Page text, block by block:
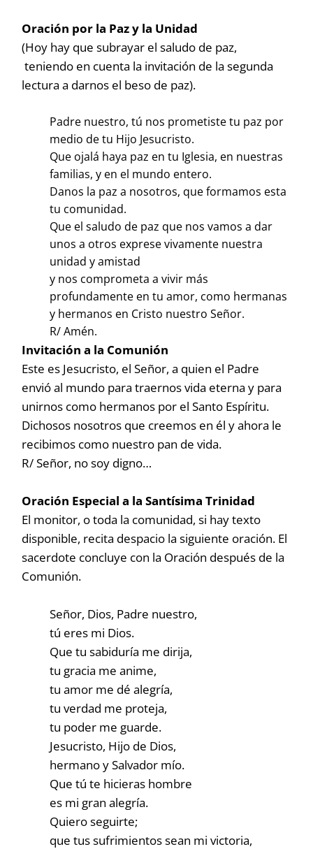
Oración por la Paz y la Unidad
(Hoy hay que subrayar el saludo de paz,
teniendo en cuenta la invitación de la segunda
lectura a darnos el beso de paz).
Padre nuestro, tú nos prometiste tu paz por
medio de tu Hijo Jesucristo.
Que ojalá haya paz en tu Iglesia, en nuestras
familias, y en el mundo entero.
Danos la paz a nosotros, que formamos esta
tu comunidad.
Que el saludo de paz que nos vamos a dar
unos a otros exprese vivamente nuestra
unidad y amistad
y nos comprometa a vivir más
profundamente en tu amor, como hermanas
y hermanos en Cristo nuestro Señor.
R/ Amén.
Invitación a la Comunión
Este es Jesucristo, el Señor, a quien el Padre
envió al mundo para traernos vida eterna y para
unirnos como hermanos por el Santo Espíritu.
Dichosos nosotros que creemos en él y ahora le
recibimos como nuestro pan de vida.
R/ Señor, no soy digno…
Oración Especial a la Santísima Trinidad
El monitor, o toda la comunidad, si hay texto
disponible, recita despacio la siguiente oración. El
sacerdote concluye con la Oración después de la
Comunión.
Señor, Dios, Padre nuestro,
tú eres mi Dios.
Que tu sabiduría me dirija,
tu gracia me anime,
tu amor me dé alegría,
tu verdad me proteja,
tu poder me guarde.
Jesucristo, Hijo de Dios,
hermano y Salvador mío.
Que tú te hicieras hombre
es mi gran alegría.
Quiero seguirte;
que tus sufrimientos sean mi victoria,